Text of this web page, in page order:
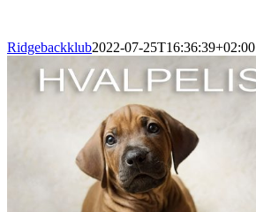
Ridgebackklub2022-07-25T16:36:39+02:00